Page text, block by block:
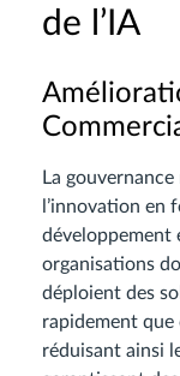
de l’IA
La gouvernance
l’innovation en
développement
organisations
déploient des
rapidement que
réduisant ainsi